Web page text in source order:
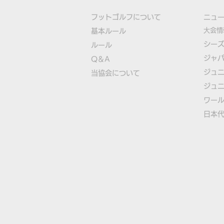
FIFGユースフットゴルフワ
ールドカップ2026日本代表
フットゴルフについて
基本ルール
ルール
Q＆A
​当協会について
ニュ
大会
シー
ジャ
ジュ
ジュ
ワー
日本